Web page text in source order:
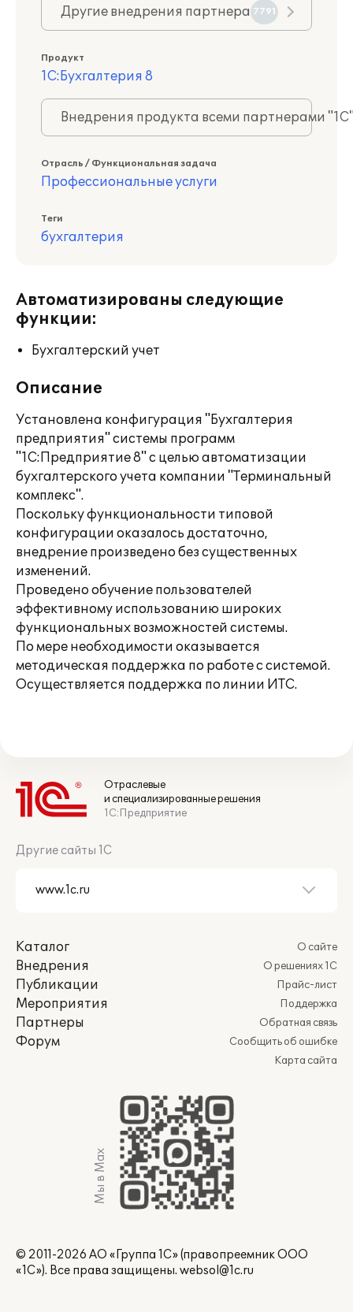
Другие внедрения партнера 7791
Продукт
1С:Бухгалтерия 8
Внедрения продукта всеми партнерами
Отрасль / Функциональная задача
Профессиональные услуги
Теги
бухгалтерия
Автоматизированы следующие
функции:
Бухгалтерский учет
Описание
Установлена конфигурация "Бухгалтерия
предприятия" системы программ
"1С:Предприятие 8" с целью автоматизации
бухгалтерского учета компании "Терминальный
комплекс".
Поскольку функциональности типовой
конфигурации оказалось достаточно,
внедрение произведено без существенных
изменений.
Проведено обучение пользователей
эффективному использованию широких
функциональных возможностей системы.
По мере необходимости оказывается
методическая поддержка по работе с системой.
Осуществляется поддержка по линии ИТС.
Отраслевые
и специализированные решения
1С:Предприятие
Другие сайты 1С
Каталог
Внедрения
Публикации
Мероприятия
Партнеры
Форум
О сайте
О решениях 1С
Прайс-лист
Поддержка
Обратная связь
Сообщить об ошибке
Карта сайта
Мы в Max
© 2011-2026 АО «Группа 1С» (правопреемник ООО
«1С»). Все права защищены. websol@1c.ru